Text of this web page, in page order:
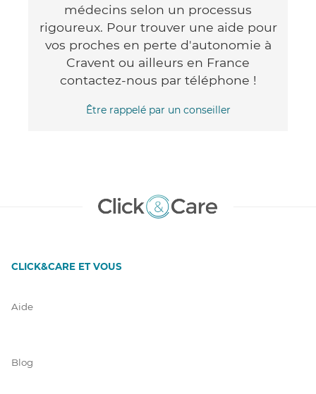
médecins selon un processus
rigoureux. Pour trouver une aide pour
vos proches en perte d'autonomie à
Cravent ou ailleurs en France
contactez-nous par téléphone !
Être rappelé par un conseiller
CLICK&CARE ET VOUS
Aide
Blog